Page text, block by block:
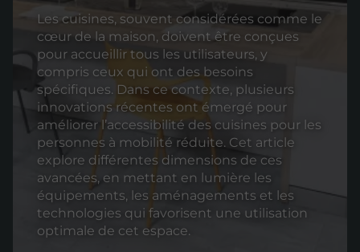
Les cuisines, souvent considérées comme le
cœur de la maison, doivent être conçues
pour accueillir tous les utilisateurs, y
compris ceux qui ont des besoins
spécifiques. Dans ce contexte, plusieurs
innovations récentes ont émergé pour
améliorer l’accessibilité des cuisines pour les
personnes à mobilité réduite. Cet article
explore différentes dimensions de ces
avancées, en mettant en lumière les
équipements, les aménagements et les
technologies qui favorisent une utilisation
optimale de cet espace.